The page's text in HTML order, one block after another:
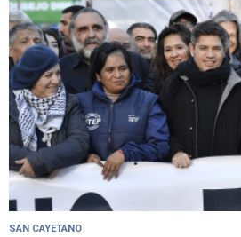
SAN CAYETANO